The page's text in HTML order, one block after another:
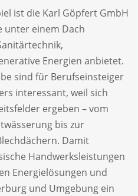
ist die Karl Göpfert GmbH
unter einem Dach
Energien anbietet.
sind für Berufseinsteiger
interessant, weil sich
ergeben – vom
bis zur
Damit
Handwerksleistungen
Energielösungen und
und Umgebung ein